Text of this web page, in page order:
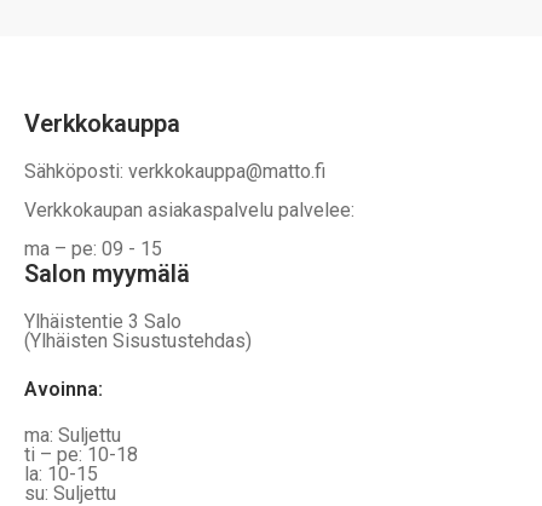
Verkkokauppa
Sähköposti: verkkokauppa@matto.fi
Verkkokaupan asiakaspalvelu palvelee:
ma – pe: 09 - 15
Salon myymälä
Ylhäistentie 3 Salo
(Ylhäisten Sisustustehdas)
Avoinna:
ma: Suljettu
ti – pe: 10-18
la: 10-15
su: Suljettu